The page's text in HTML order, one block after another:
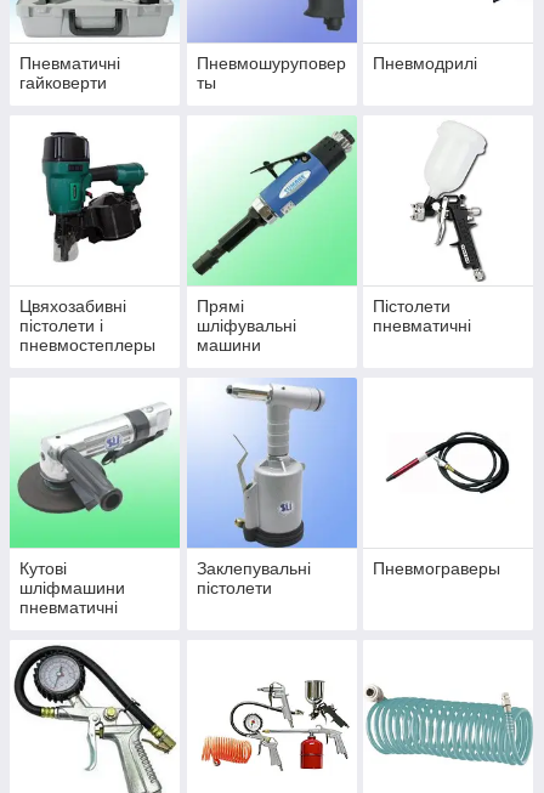
Пневматичні
гайковерти
Пневмошуруповер
ты
Пневмодрилі
Цвяхозабивні
пістолети і
пневмостеплеры
Прямі
шліфувальні
машини
Пістолети
пневматичні
Кутові
шліфмашини
пневматичні
Заклепувальні
пістолети
Пневмограверы